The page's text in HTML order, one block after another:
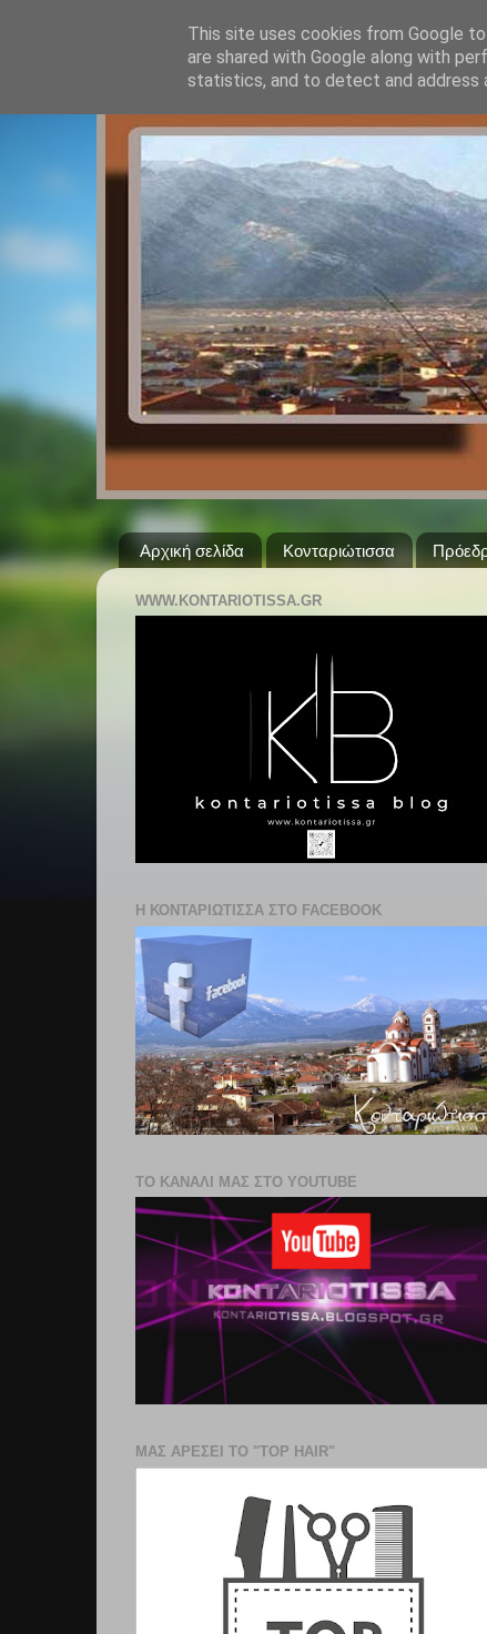
Αρχική σελίδα Κονταριώτισσα
WWW.KONTARIOTISSA.GR
Η ΚΟΝΤΑΡΙΩΤΙΣΣΑ ΣΤΟ FACEBOOK
ΤΟ ΚΑΝΑΛΙ ΜΑΣ ΣΤΟ YOUTUBE
ΜΑΣ ΑΡΕΣΕΙ ΤΟ "TOP HAIR"
This site uses cookies from Google
are shared with Google along with
statistics, and to detect and address